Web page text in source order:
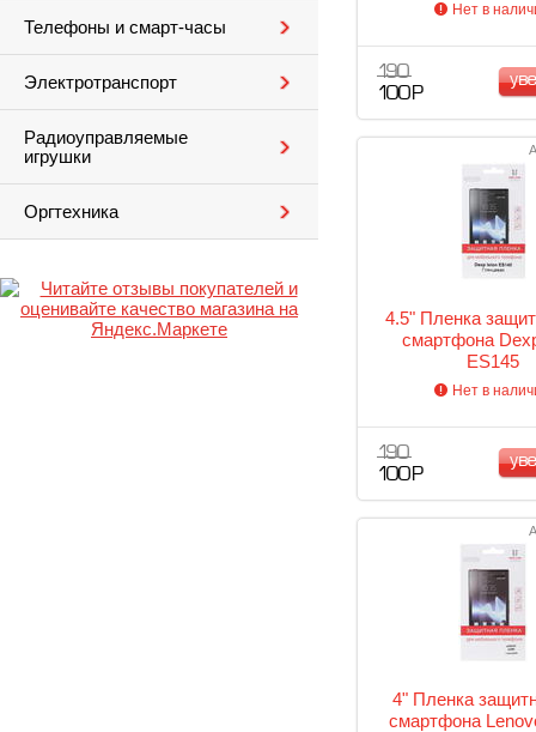
Телефоны и смарт-часы
Электротранспорт
Радиоуправляемые
игрушки
Оргтехника
Нет в
190
100 Р
4.5" Пленка
смартфона
ES145
Нет в
190
100 Р
4" Пленка
смартфона